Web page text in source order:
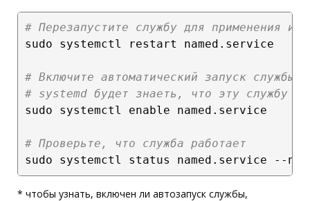
# Перезапустите службу для применения
sudo systemctl restart named.service
# Включите автоматический запуск
# systemd будет знаеть, что эту службу
sudo systemctl enable named.service
# Проверьте, что служба работает
* чтобы узнать, включен ли автозапуск службы,